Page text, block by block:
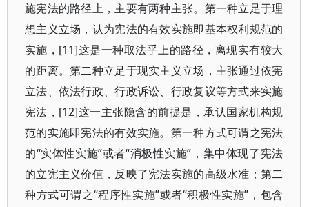
施宪法的路径上，主要有两种主张。第一种立足于理
想主义立场，认为宪法的有效实施即基本权利规范的
实施，[11]这是一种取法乎上的路径，离现实有较大
的距离。第二种立足于现实主义立场，主张通过依宪
立法、依法行政、行政诉讼、行政复议等方式来实施
宪法，[12]这一主张隐含的前提是，承认国家机构规
范的实施即宪法的有效实施。第一种方式可谓之宪法
的“实体性实施”或者“消极性实施”，集中体现了宪法
的立宪主义价值，反映了宪法实施的高级水准；第二
种方式可谓之“程序性实施”或者“积极性实施”，包含